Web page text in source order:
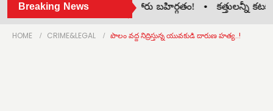
Breaking News
సిరిసిల్ల జిల్లా కాంగ్రెస్‌లో గ్రూప్ పోరు బహిర్గతం! • కత్తులన్నీ
HOME CRIME&LEGAL పొలం వద్ద నిద్రిస్తున్న యువకుడి దారుణ హత్య..!